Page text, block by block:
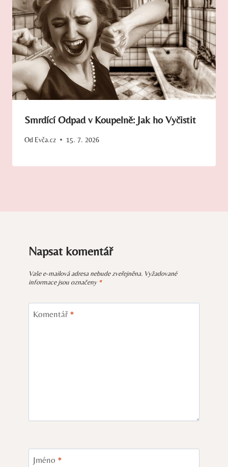
Smrdící Odpad v Koupelně: Jak ho Vyčistit
Od Evča.cz 15. 7. 2026
Napsat komentář
Vaše e-mailová adresa nebude zveřejněna. Vyžadované
informace jsou označeny *
Komentář *
Jméno *